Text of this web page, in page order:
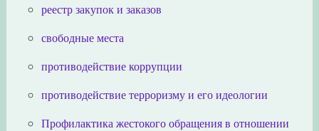
реестр закупок и заказов
свободные места
противодействие коррупции
противодействие терроризму и его идеологии
Профилактика жестокого обращения в отношении